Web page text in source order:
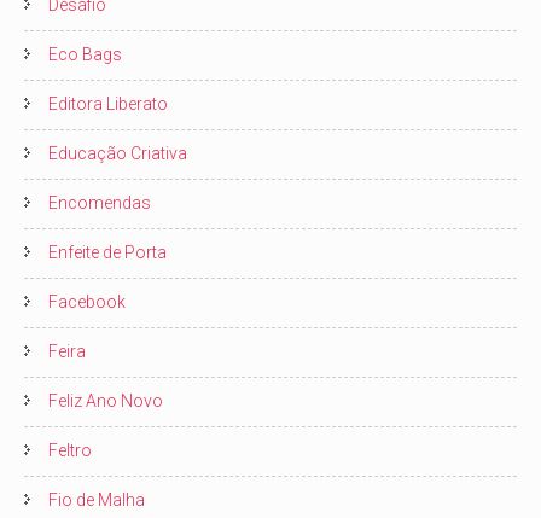
Desafio
Eco Bags
Editora Liberato
Educação Criativa
Encomendas
Enfeite de Porta
Facebook
Feira
Feliz Ano Novo
Feltro
Fio de Malha